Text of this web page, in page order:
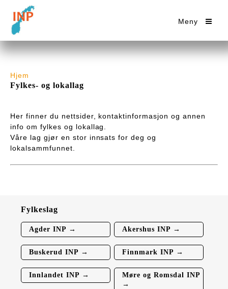
Meny
Hjem
Fylkes- og lokallag
Her finner du nettsider, kontaktinformasjon og annen
info om fylkes og lokallag.
Våre lag gjør en stor innsats for deg og
lokalsammfunnet.
Fylkeslag
Agder INP → Akershus INP →
Buskerud INP → Finnmark INP →
Innlandet INP →
Møre og Romsdal INP
→